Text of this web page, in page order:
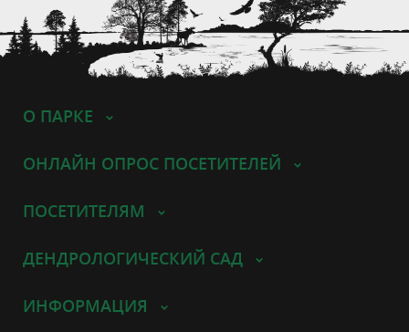
О ПАРКЕ
ОНЛАЙН ОПРОС ПОСЕТИТЕЛЕЙ
ПОСЕТИТЕЛЯМ
ДЕНДРОЛОГИЧЕСКИЙ САД
ИНФОРМАЦИЯ